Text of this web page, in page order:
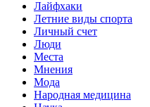
Лайфхаки
Летние виды спорта
Личный счет
Люди
Места
Мнения
Мода
Народная медицина